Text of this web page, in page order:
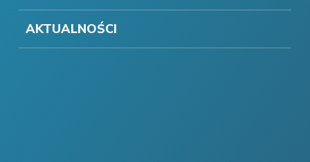
AKTUALNOŚCI